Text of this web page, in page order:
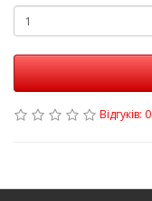
Відгуків: 0